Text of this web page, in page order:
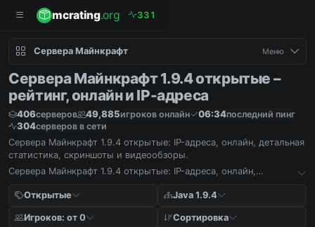
mcrating.org 33 1
Сервера Майнкрафт Меню
Сервера Майнкрафт 1.9.4 открытые –
рейтинг, онлайн и IP-адреса
406серверов 49,885игроков онлайн 06:34последний пинг
304серверов в сети
Сервера Майнкрафт 1.9.4 открытые: IP-адреса, онлайн, детальная
статистика, скриншоты и видеообзоры.
Сервера Майнкрафт 1.9.4 открытые: IP-адреса, онлайн,
Открытые
Java 1.9.4
Игроков: от 0 Сортировка